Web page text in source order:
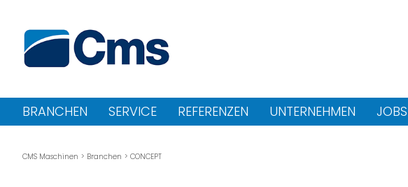
BRANCHEN SERVICE REFERENZEN UNTERNEHMEN JOBS
CMS Maschinen Branchen CONCEPT